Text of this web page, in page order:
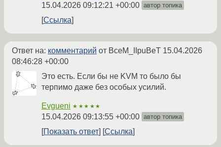
15.04.2026 09:12:21 +00:00 автор топика
Ссылка
Ответ на: комментарий от BceM_IIpuBeT 15.04.2026
08:46:28 +00:00
Это есть. Если бы не KVM то было бы
терпимо даже без особых усилий.
Evgueni ★★★★★
15.04.2026 09:13:55 +00:00 автор топика
Показать ответ Ссылка